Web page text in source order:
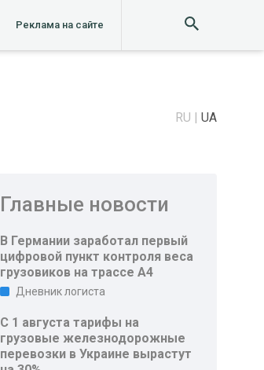
Реклама на сайте
RU UA
Главные новости
В Германии заработал первый
цифровой пункт контроля веса
грузовиков на трассе A4
Дневник логиста
С 1 августа тарифы на
грузовые железнодорожные
перевозки в Украине вырастут